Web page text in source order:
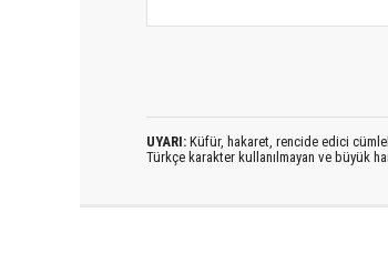
UYARI: Küfür, hakaret, rencide edici
Türkçe karakter kullanılmayan ve büyük